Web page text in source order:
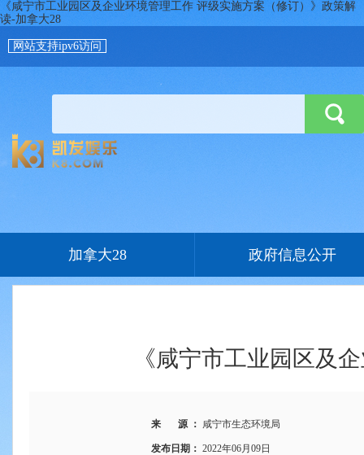
《咸宁市工业园区及企业环境管理工作 评级实施方案（修订）》政策解
读-加拿大28
网站支持ipv6访问
加拿大28 政府信息公开
《咸宁市工业园区及
来 源 ： 咸宁市生态环境局
发布日期： 2022年06月09日